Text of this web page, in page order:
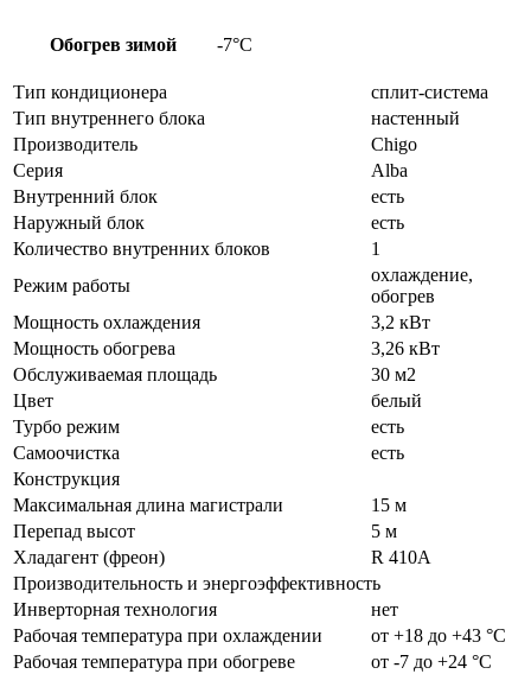
Обогрев зимой -7°С
Тип кондиционера
сплит-система
Тип внутреннего блока
настенный
Производитель
Chigo
Серия
Alba
Внутренний блок
есть
Наружный блок
есть
Количество внутренних блоков
1
Режим работы
охлаждение,
обогрев
Мощность охлаждения
3,2 кВт
Мощность обогрева
3,26 кВт
Обслуживаемая площадь
30 м2
Цвет
белый
Турбо режим
есть
Самоочистка
есть
Конструкция
Максимальная длина магистрали
15 м
Перепад высот
5 м
Хладагент (фреон)
R 410A
Производительность и энергоэффективность
Инверторная технология
нет
Рабочая температура при охлаждении
от +18 до +43 °C
Рабочая температура при обогреве
от -7 до +24 °C